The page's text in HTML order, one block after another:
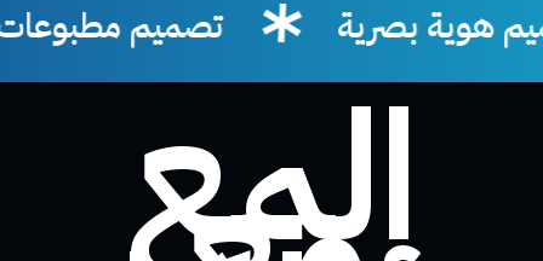
تصميم مطبوعات
إلمع